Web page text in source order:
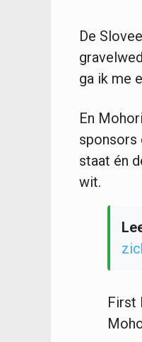
De
ga ik me
En
sponsors
staat én
wit.
First